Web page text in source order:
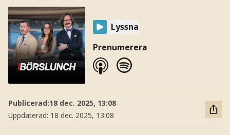
Lyssna
Prenumerera
Publicerad:18 dec. 2025, 13:08
Uppdaterad: 18 dec. 2025, 13:08